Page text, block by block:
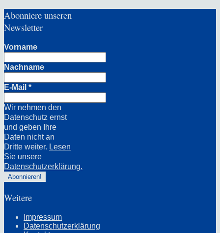
Abonniere unseren
Newsletter
Vorname
Nachname
E-Mail *
Wir nehmen den
Datenschutz ernst
und geben Ihre
Daten nicht an
Dritte weiter. Lesen
Sie unsere
Datenschutzerklärung.
Weitere
Impressum
Datenschutzerklärung